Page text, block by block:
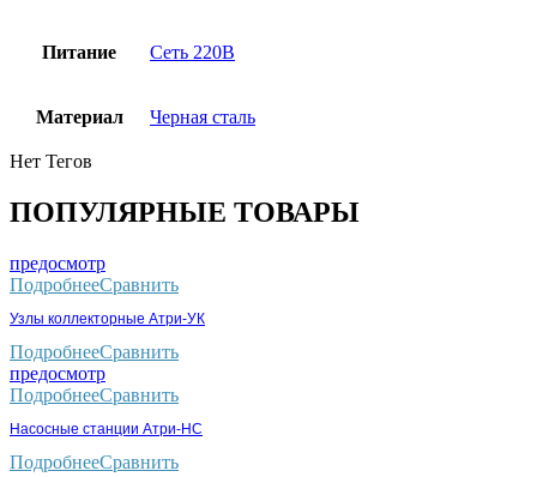
Питание Сеть 220В
Материал Черная сталь
Нет Тегов
ПОПУЛЯРНЫЕ ТОВАРЫ
предосмотр
ПодробнееСравнить
Узлы коллекторные Атри-УК
ПодробнееСравнить
предосмотр
ПодробнееСравнить
Насосные станции Атри-НС
ПодробнееСравнить